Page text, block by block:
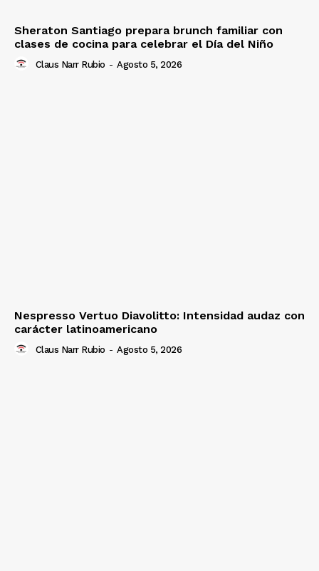
Sheraton Santiago prepara brunch familiar con
clases de cocina para celebrar el Día del Niño
Claus Narr Rubio - Agosto 5, 2026
Nespresso Vertuo Diavolitto: Intensidad audaz con
carácter latinoamericano
Claus Narr Rubio - Agosto 5, 2026